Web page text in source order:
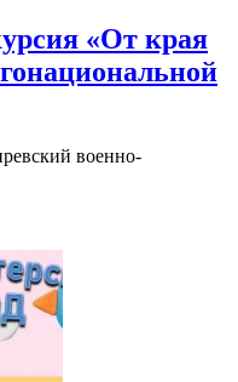
«От края
военно-